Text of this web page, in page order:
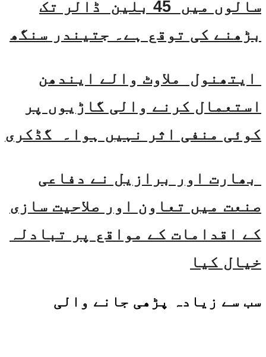
سالوں میں 45 بلین ڈالر تک
بڑھنے کی توقع ہے۔ جتیندر سنگھ
ایتھنول ملاوٹ والے ایندھن
استعمال کرنے والی گاڑیوں پر
کوئی منفی اثر نہیں ہوا۔ گڈکری
بھارت اور برازیل نے دفاعی
صنعت میں تعاون اور صلاحیت سازی
کے اقدامات کے مواقع پر تبادلہ
خیال کیا
سب سے زیادہ پڑھی جانے والی